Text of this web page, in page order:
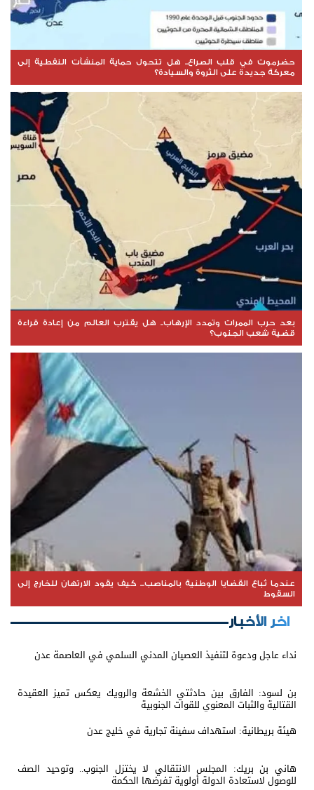
حضرموت في قلب الصراع.. هل تتحول حماية المنشآت النفطية إلى
معركة جديدة على الثروة والسيادة؟
بعد حرب الممرات وتمدد الإرهاب.. هل يقترب العالم من إعادة قراءة
قضية شعب الجنوب؟
عندما تُباع القضايا الوطنية بالمناصب... كيف يقود الارتهان للخارج إلى
السقوط
اخر الأخبار
نداء عاجل ودعوة لتنفيذ العصيان المدني السلمي في العاصمة عدن
بن لسود: الفارق بين حادثتي الخشعة والرويك يعكس تميز العقيدة
القتالية والثبات المعنوي للقوات الجنوبية
هيئة بريطانية: استهداف سفينة تجارية في خليج عدن
هاني بن بريك: المجلس الانتقالي لا يختزل الجنوب.. وتوحيد الصف
للوصول لاستعادة الدولة أولوية تفرضها الحكمة